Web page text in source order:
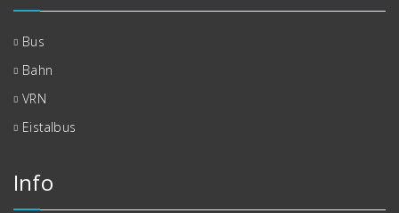
Bus
Bahn
VRN
Eistalbus
Info